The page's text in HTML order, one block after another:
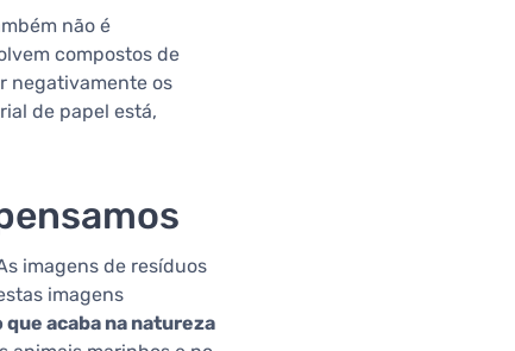
não é
compostos de
negativamente os
de papel está,
imagens de resíduos
imagens
acaba na natureza